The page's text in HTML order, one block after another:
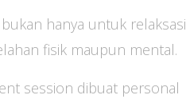
hanya untuk relaksasi
fisik maupun mental.
session dibuat personal